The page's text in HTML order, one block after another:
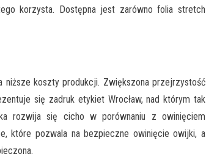
korzysta. Dostępna jest zarówno folia stretch
niższe koszty produkcji. Zwiększona przejrzystość
się zadruk etykiet Wrocław, nad którym tak
rozwija się cicho w porównaniu z owinięciem
które pozwala na bezpieczne owinięcie owijki, a